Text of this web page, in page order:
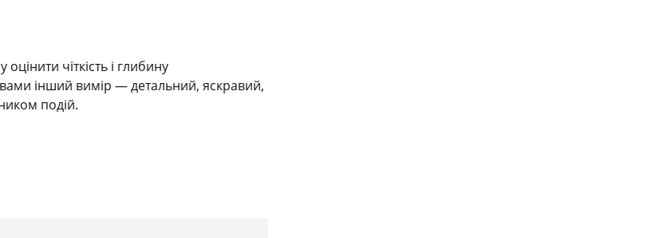
чіткість і глибину
інший вимір — детальний, яскравий,
подій.